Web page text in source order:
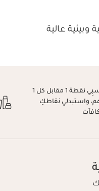
وبيئية عالية
اكسبِي نقطة 1 مقابل كل 1
واستبدلي نقاطكِ